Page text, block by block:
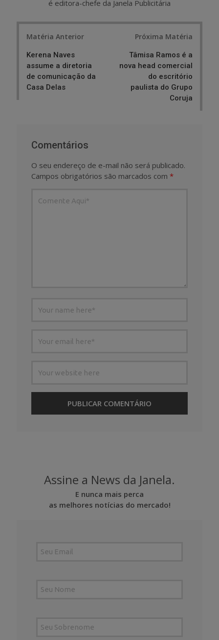
é editora-chefe da Janela Publicitária
Matéria Anterior
Kerena Naves
assume a diretoria
de comunicação da
Casa Delas
Próxima Matéria
Tâmisa Ramos é a
nova head comercial
do escritório
paulista do Grupo
Coruja
Comentários
O seu endereço de e-mail não será publicado.
Campos obrigatórios são marcados com *
Assine a News da Janela.
E nunca mais perca
as melhores notícias do mercado!